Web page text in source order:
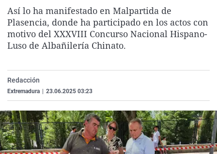
La rosa de los vientos
Gente viajera
Como el perro y el
Caso
Retornados
Equipo de
Extremadura
Galicia
Virales
Televisión
Así lo ha manifestado en Malpartida de
Plasencia, donde ha participado en los actos con
motivo del XXXVIII Concurso Nacional Hispano-
Luso de Albañilería Chinato.
Redacción
Extremadura 23.06.2025 03:23